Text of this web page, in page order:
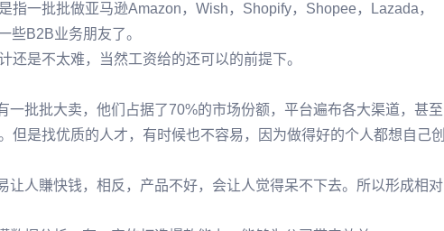
一批批做亚马逊Amazon，Wish，Shopify，Shopee，Lazada，
些B2B业务朋友了。
是不太难，当然工资给的还可以的前提下。
批批大卖，他们占据了70%的市场份额，平台遍布各大渠道，甚至
是找优质的人才，有时候也不容易，因为做得好的个人都想自己创
人賺快钱，相反，产品不好，会让人觉得呆不下去。所以形成相对